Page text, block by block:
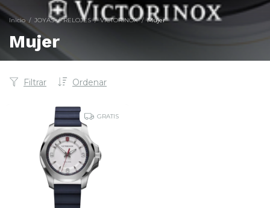
Inicio / JOYAS / RELOJES / VICTORINOX / Mujer
Mujer
Ordenar
Filtrar
GRATIS